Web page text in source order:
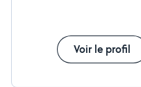
Voir le profil